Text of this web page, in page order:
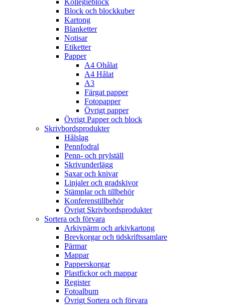
Kollegieblock
Block och blockkuber
Kartong
Blanketter
Notisar
Etiketter
Papper
A4 Ohålat
A4 Hålat
A3
Färgat papper
Fotopapper
Övrigt papper
Övrigt Papper och block
Skrivbordsprodukter
Hålslag
Pennfodral
Penn- och prylställ
Skrivunderlägg
Saxar och knivar
Linjaler och gradskivor
Stämplar och tillbehör
Konferenstillbehör
Övrigt Skrivbordsprodukter
Sortera och förvara
Arkivpärm och arkivkartong
Brevkorgar och tidskriftssamlare
Pärmar
Mappar
Papperskorgar
Plastfickor och mappar
Register
Fotoalbum
Övrigt Sortera och förvara